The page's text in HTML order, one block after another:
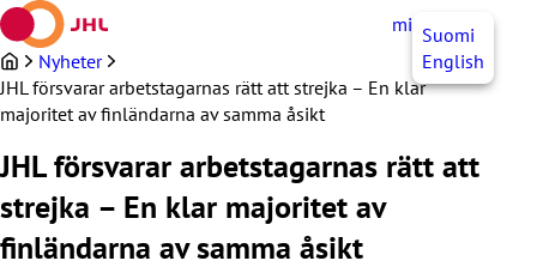
Hoppa
till
innehållet
mittJHL SV
Suomi
English
Nyheter
JHL försvarar arbetstagarnas rätt att strejka – En klar
majoritet av finländarna av samma åsikt
JHL försvarar arbetstagarnas rätt att
strejka – En klar majoritet av
finländarna av samma åsikt